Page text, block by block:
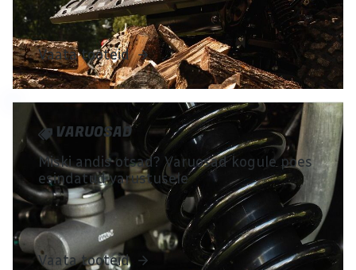
Vaata tooteid
VARUOSAD
Miski andis otsad? Varuosad kogule poes
esindatud varustusele
Vaata tooteid